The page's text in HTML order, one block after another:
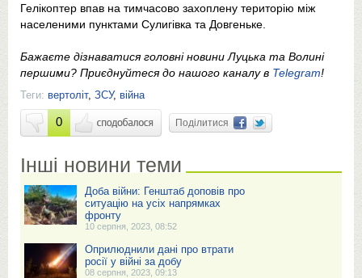
Гелікоптер впав на тимчасово захоплену територію між
населеними пунктами Сулигівка та Довгеньке.
Бажаєте дізнаватися головні новини Луцька та Волині
першими? Приєднуйтеся до нашого каналу в Telegram!
Теги: вертоліт, ЗСУ, війна
0 Поділитися
Інші новини теми
Доба війни: Генштаб доповів про
ситуацію на усіх напрямках
фронту
10 серпня, 2023, 08:52
Оприлюднили дані про втрати
росії у війні за добу
08 серпня, 2023, 09:13